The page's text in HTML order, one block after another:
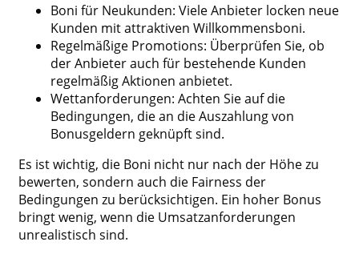
Boni für Neukunden: Viele Anbieter locken neue
Kunden mit attraktiven Willkommensboni.
Regelmäßige Promotions: Überprüfen Sie, ob
der Anbieter auch für bestehende Kunden
regelmäßig Aktionen anbietet.
Wettanforderungen: Achten Sie auf die
Bedingungen, die an die Auszahlung von
Bonusgeldern geknüpft sind.
Es ist wichtig, die Boni nicht nur nach der Höhe zu
bewerten, sondern auch die Fairness der
Bedingungen zu berücksichtigen. Ein hoher Bonus
bringt wenig, wenn die Umsatzanforderungen
unrealistisch sind.